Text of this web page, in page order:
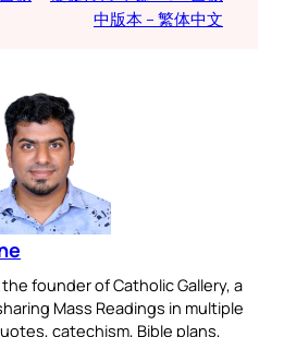
中版本 – 繁体中文
founder of Catholic Gallery, a
Mass Readings in multiple
catechism, Bible plans,